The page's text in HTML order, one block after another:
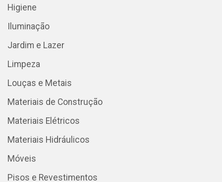
Higiene
Iluminação
Jardim e Lazer
Limpeza
Louças e Metais
Materiais de Construção
Materiais Elétricos
Materiais Hidráulicos
Móveis
Pisos e Revestimentos